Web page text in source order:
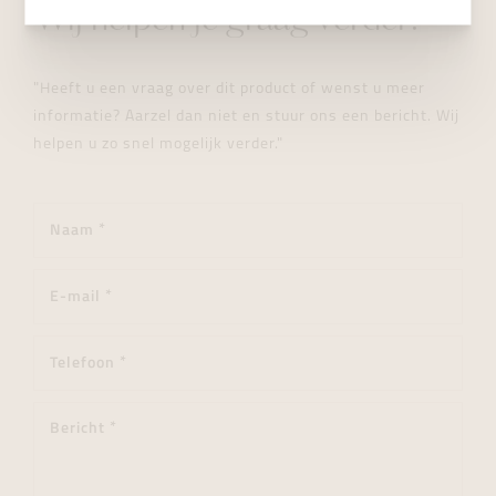
Wij helpen je graag verder!
"Heeft u een vraag over dit product of wenst u meer
informatie? Aarzel dan niet en stuur ons een bericht. Wij
helpen u zo snel mogelijk verder."